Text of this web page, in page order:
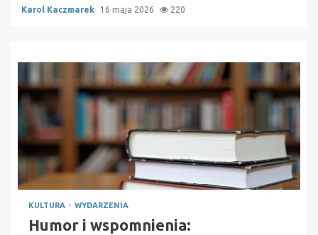
Karol Kaczmarek 16 maja 2026 220
KULTURA WYDARZENIA
Humor i wspomnienia: